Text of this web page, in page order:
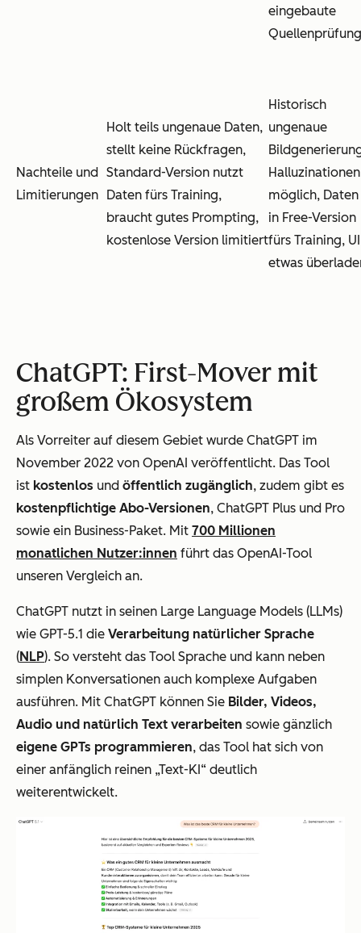
eingebaute
Quellenprüfung
Nachteile und
Limitierungen
Holt teils ungenaue Daten,
stellt keine Rückfragen,
Standard-Version nutzt
Daten fürs Training,
braucht gutes Prompting,
kostenlose Version limitiert
Historisch
ungenaue
Halluzinationen
möglich, Daten
in Free-Version
fürs Training, UI
etwas
ChatGPT: First-Mover mit
großem Ökosystem
Als Vorreiter auf diesem Gebiet wurde ChatGPT im
November 2022 von OpenAI veröffentlicht. Das Tool
ist kostenlos und öffentlich zugänglich, zudem gibt es
kostenpflichtige Abo-Versionen, ChatGPT Plus und Pro
sowie ein Business-Paket. Mit 700 Millionen
monatlichen Nutzer:innen führt das OpenAI-Tool
unseren Vergleich an.
ChatGPT nutzt in seinen Large Language Models (LLMs)
wie GPT-5.1 die Verarbeitung natürlicher Sprache
(NLP). So versteht das Tool Sprache und kann neben
simplen Konversationen auch komplexe Aufgaben
ausführen. Mit ChatGPT können Sie Bilder, Videos,
Audio und natürlich Text verarbeiten sowie gänzlich
eigene GPTs programmieren, das Tool hat sich von
einer anfänglich reinen „Text-KI“ deutlich
weiterentwickelt.